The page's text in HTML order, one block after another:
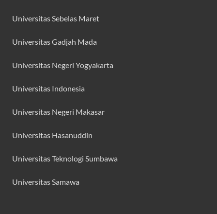
Universitas Sebelas Maret
Universitas Gadjah Mada
Universitas Negeri Yogyakarta
Universitas Indonesia
Universitas Negeri Makasar
Universitas Hasanuddin
Universitas Teknologi Sumbawa
Universitas Samawa